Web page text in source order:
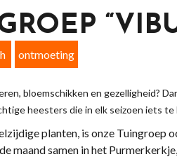
ontmoeting
bloemschikken en gezelligheid?
heesters die in elk seizoen iets
planten, is onze Tuingroep
maand samen in het